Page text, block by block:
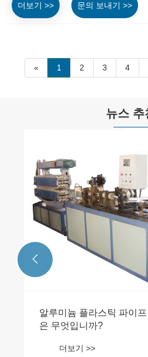
더보기 >> 문의 보내기 >>
« 1 2 3 4
뉴스 추
알루미늄 플라스틱 파이
은 무엇입니까?
더보기 >>
